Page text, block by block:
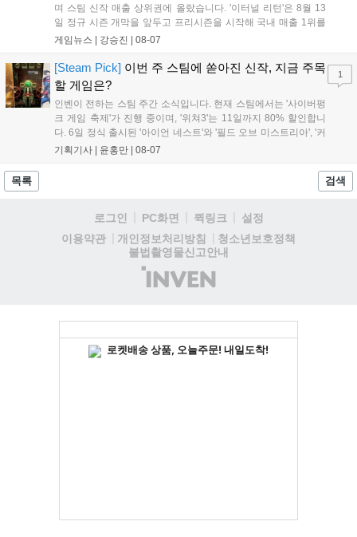
며 스팀 신작 매출 상위권에 올랐습니다. '이터널 리턴'은 8월 13
일 정규 시즌 개막을 앞두고 프리시즌을 시작해 국내 매출 1위를
기록했습니다. 25주년을 맞은 '고스트 리콘' 시리즈는 8월 6일 쇼
'마블 투혼: 파이팅 소울즈'와 레트로 수리 시뮬레이션 '리스토
리'도 스팀에 정식 출시되었습니다....
게임뉴스 | 강승진 | 08-07
[Steam Pick] 이번 주 스팀에 쏟아진 신작, 지금 주목
할 게임은?
인벤이 전하는 스팀 주간 소식입니다. 현재 스팀에서는 '사이버펑
크 게임 축제'가 진행 중이며, '위쳐3'는 11일까지 80% 할인합니
다. 6일 정식 출시된 '아이언 네스트'와 '필드 오브 미스트리아', '커
세어 코브'가 호평받고 있습니다. 한편, 7일 출시된 '마블 투혼'은
다. 유비소프트의 '고스트리콘: 와일드랜드'는 7년 만의 대규모 업
기획기사 | 윤홍만 | 08-07
1
목록 검색
로그인 PC화면 퀵링크
설정
이용약관
개인정보처리방침
청소년보호정책
불법촬영물신고안내
(주)
인